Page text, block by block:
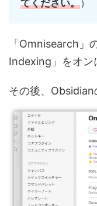
てください。）
「Omnisearch」
Indexing」をオン
その後、Obsidian